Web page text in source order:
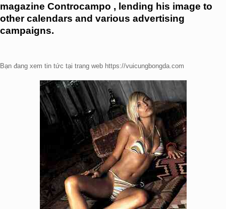
magazine Controcampo , lending his image to
other calendars and various advertising
campaigns.
Bạn đang xem tin tức tại trang web https://vuicungbongda.com